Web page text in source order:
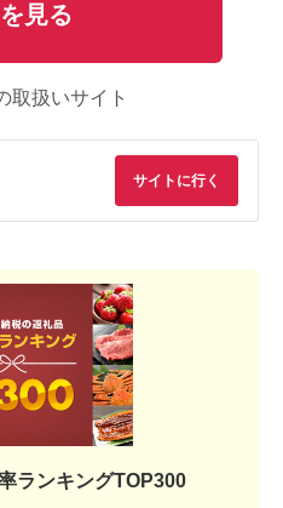
見る
取扱いサイト
サイトに行く
ランキングTOP300